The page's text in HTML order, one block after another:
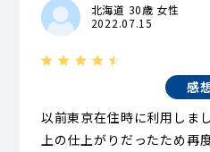
北海道 30歳 女性
2022.07.15
感
以前東京在住時に利用しま
上の仕上がりだったため再